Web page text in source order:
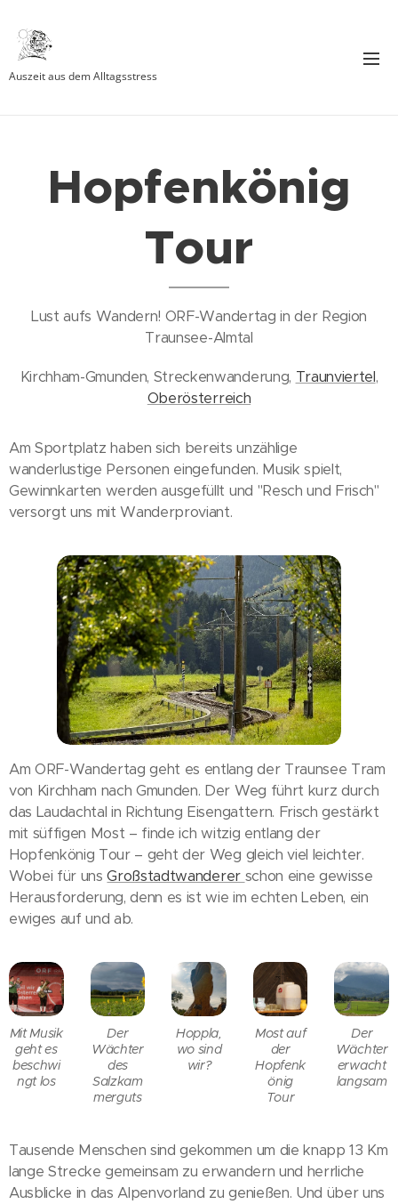
Auszeit aus dem Alltagsstress
Hopfenkönig
Tour
Lust aufs Wandern! ORF-Wandertag in der Region
Traunsee-Almtal
Kirchham-Gmunden, Streckenwanderung, Traunviertel,
Oberösterreich
Am Sportplatz haben sich bereits unzählige
wanderlustige Personen eingefunden. Musik spielt,
Gewinnkarten werden ausgefüllt und "Resch und Frisch"
versorgt uns mit Wanderproviant.
Am ORF-Wandertag geht es entlang der Traunsee Tram
von Kirchham nach Gmunden. Der Weg führt kurz durch
das Laudachtal in Richtung Eisengattern. Frisch gestärkt
mit süffigen Most – finde ich witzig entlang der
Hopfenkönig Tour – geht der Weg gleich viel leichter.
Wobei für unsGroßstadtwanderer schon eine gewisse
Herausforderung, denn es ist wie im echten Leben, ein
ewiges auf und ab.
Mit Musik
geht es
beschwi
ngt los
Der
Wächter
des
Salzkam
merguts
Hoppla,
wo sind
wir?
Most auf
der
Hopfenk
önig
Tour
Der
Wächter
erwacht
langsam
Tausende Menschen sind gekommen um die knapp 13 Km
lange Strecke gemeinsam zu erwandern und herrliche
Ausblicke in das Alpenvorland zu genießen. Und über uns